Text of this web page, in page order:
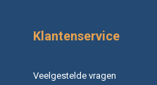
Klantenservice
Veelgestelde vragen